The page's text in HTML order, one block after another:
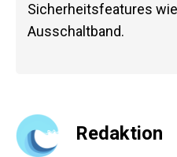
Sicherheitsfeatures
Ausschaltband.
Redaktion